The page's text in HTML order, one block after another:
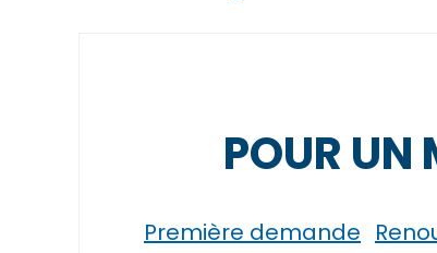
POUR UN
Première demande